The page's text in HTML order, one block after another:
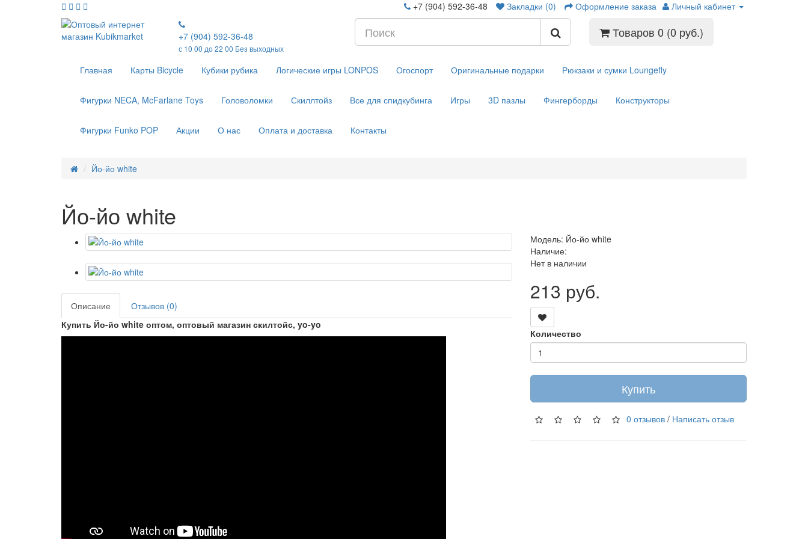
+7 (904) 592-36-48 Закладки (0) Оформление заказа Личный кабинет
+7 (904) 592-36-48
с 10 00 до 22 00 Без выходных
Товаров 0 (0 руб.)
Главная Карты Bicycle Кубики рубика Логические игры LONPOS Огоспорт Оригинальные подарки Рюкзаки и сумки Loungefly
Фигурки NECA, McFarlane Toys Головоломки Скиллтойз Все для спидкубинга Игры 3D пазлы Фингерборды Конструкторы
Фигурки Funko POP Акции О нас Оплата и доставка Контакты
Йо-йо white
Йо-йо white
Описание
Отзывов (0)
Купить Йо-йо white оптом, оптовый магазин скилтойс, yo-yo
Модель: Йо-йо white
Наличие:
Нет в наличии
213 руб.
Количество
Купить
0 отзывов / Написать отзыв